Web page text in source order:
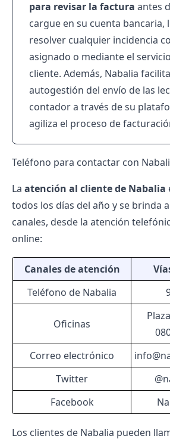
para revisar la factura antes
cargue en su cuenta bancaria,
resolver cualquier incidencia
asignado o mediante el
cliente​. Además, Nabalia
autogestión del envío de las
contador a través de su
agiliza el proceso de
Teléfono para contactar con
La atención al cliente de Nabalia
todos los días del año y se brinda
canales, desde la atención
online:
Canales de atención
Teléfono de Nabalia
Oficinas
Correo electrónico
Twitter
Facebook
Los clientes de Nabalia pueden